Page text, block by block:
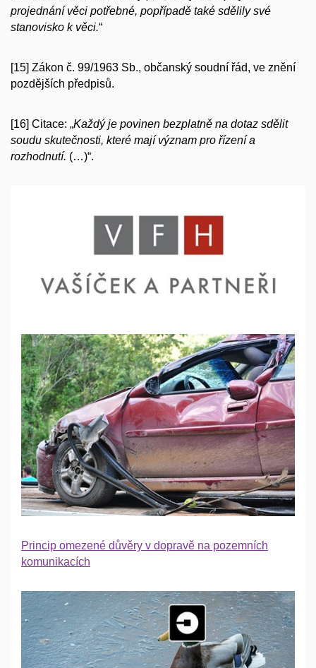
projednání věci potřebné, popřípadě také sdělily své
stanovisko k věci.“
[15] Zákon č. 99/1963 Sb., občanský soudní řád, ve znění
pozdějších předpisů.
[16] Citace: „Každý je povinen bezplatně na dotaz sdělit
soudu skutečnosti, které mají význam pro řízení a
rozhodnutí. (…)“.
Princip omezené důvěry v dopravě na pozemních
komunikacích